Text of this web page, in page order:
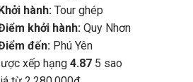
hành: Tour ghép
khởi hành: Quy Nhơn
đến: Phú Yên
xếp hạng 4.875 sao